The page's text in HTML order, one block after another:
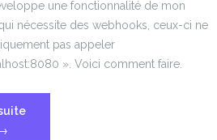
une fonctionnalité de mon
nécessite des webhooks, ceux-ci ne
pas appeler
». Voici comment faire.
Rendre